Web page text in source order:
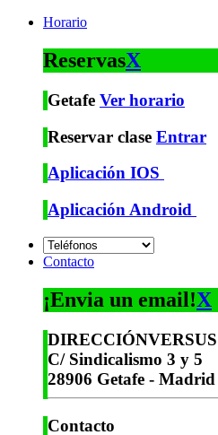
Horario
ReservasX
Getafe Ver horario
Reservar clase Entrar
Aplicación IOS
Aplicación Android
Contacto
¡Envia un email!X
DIRECCIÓN
C/ Sindicalismo 3 y 5
28906 Getafe - Madrid
Contacto